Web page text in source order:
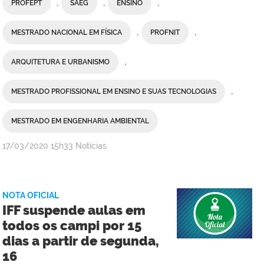
PROFEPT SAEG ENSINO
MESTRADO NACIONAL EM FÍSICA , PROFNIT ,
ARQUITETURA E URBANISMO ,
MESTRADO PROFISSIONAL EM ENSINO E SUAS TECNOLOGIAS ,
MESTRADO EM ENGENHARIA AMBIENTAL
por
publicado
17/03/2020 15h33 Notícias
NOTA OFICIAL
IFF suspende aulas em
todos os campi por 15
dias a partir de segunda,
16